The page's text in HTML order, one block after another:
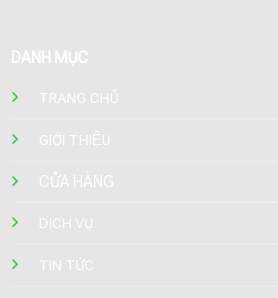
DANH MỤC
TRANG CHỦ
GIỚI THIỆU
CỬA HÀNG
DỊCH VỤ
TIN TỨC